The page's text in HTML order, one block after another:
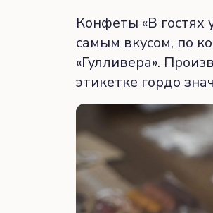
Конфеты «В гостях
самым вкусом, по
«Гулливера».
этикетке гордо